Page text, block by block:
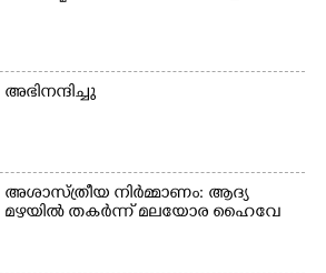
അഭിനന്ദിച്ചു
അശാസ്ത്രീയ നിർമ്മാണം: ആദ്യ
മഴയിൽ തകർന്ന് മലയോര ഹൈവേ